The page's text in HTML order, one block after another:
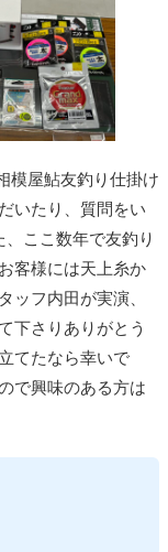
模屋鮎友釣り仕掛け
いたり、質問をい
ここ数年で友釣り
客様には天上糸か
ッフ内田が実演、
下さりありがとう
てたなら幸いで
で興味のある方は